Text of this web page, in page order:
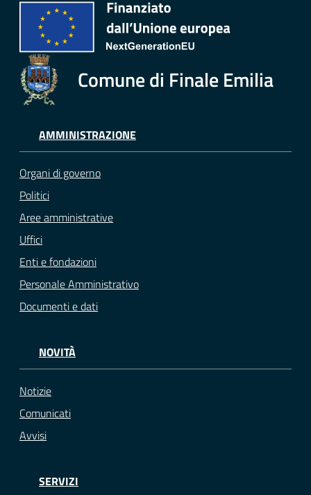
Comune di Finale Emilia
AMMINISTRAZIONE
Organi di governo
Politici
Aree amministrative
Uffici
Enti e fondazioni
Personale Amministrativo
Documenti e dati
NOVITÀ
Notizie
Comunicati
Avvisi
SERVIZI